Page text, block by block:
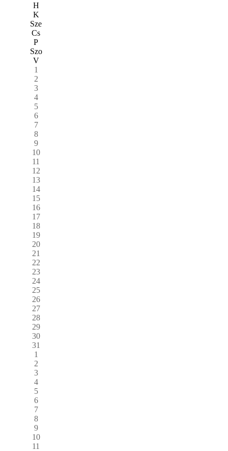
H
K
Sze
Cs
P
Szo
V
1
2
3
4
5
6
7
8
9
10
11
12
13
14
15
16
17
18
19
20
21
22
23
24
25
26
27
28
29
30
31
1
2
3
4
5
6
7
8
9
10
11